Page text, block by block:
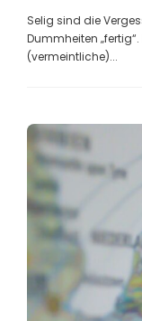
Selig sind die
Dummheiten
(vermeintliche)...